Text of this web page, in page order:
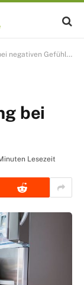
negativen Gefühlen
bei
Lesezeit